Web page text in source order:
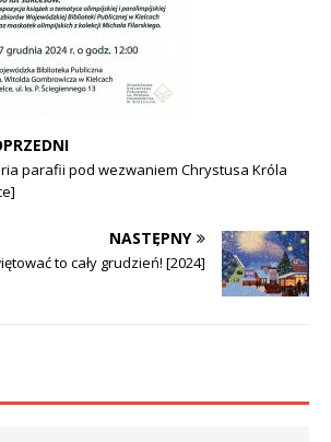
parafii pod wezwaniem Chrystusa Króla
NASTĘPNY
to cały grudzień! [2024]